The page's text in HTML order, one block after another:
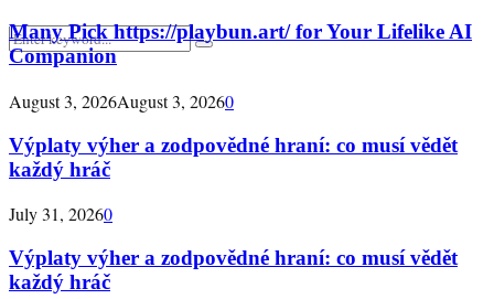
Search
Search
Many Pick https://playbun.art/ for Your Lifelike AI
Companion
August 3, 2026August 3, 20260
Výplaty výher a zodpovědné hraní: co musí vědět
každý hráč
July 31, 20260
Výplaty výher a zodpovědné hraní: co musí vědět
každý hráč